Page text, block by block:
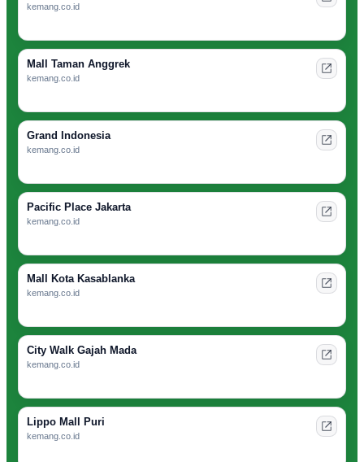
kemang.co.id
Mall Taman Anggrek
kemang.co.id
Grand Indonesia
kemang.co.id
Pacific Place Jakarta
kemang.co.id
Mall Kota Kasablanka
kemang.co.id
City Walk Gajah Mada
kemang.co.id
Lippo Mall Puri
kemang.co.id